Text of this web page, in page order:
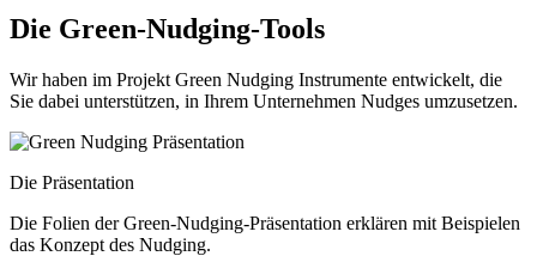
Die Green-Nudging-Tools
Wir haben im Projekt Green Nudging Instrumente entwickelt, die
Sie dabei unterstützen, in Ihrem Unternehmen Nudges umzusetzen.
Die Präsentation
Die Folien der Green-Nudging-Präsentation erklären mit Beispielen
das Konzept des Nudging.